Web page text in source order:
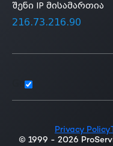
შენი IP მისამართია
216.73.216.90
Privacy Policy
© 1999 - 2026